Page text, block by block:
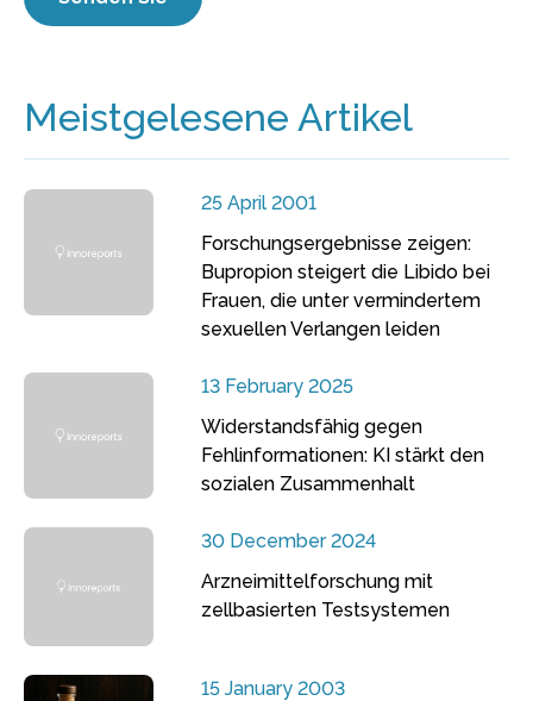
Meistgelesene Artikel
25 April 2001
Forschungsergebnisse zeigen:
Bupropion steigert die Libido bei
Frauen, die unter vermindertem
sexuellen Verlangen leiden
13 February 2025
Widerstandsfähig gegen
Fehlinformationen: KI stärkt den
sozialen Zusammenhalt
30 December 2024
Arzneimittelforschung mit
zellbasierten Testsystemen
15 January 2003